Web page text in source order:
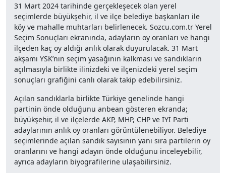
31 Mart 2024 tarihinde gerçekleşecek olan yerel
seçimlerde büyükşehir, il ve ilçe belediye başkanları ile
köy ve mahalle muhtarları belirlenecek. Sozcu.com.tr Yerel
Seçim Sonuçları ekranında, adayların oy oranları ve hangi
ilçeden kaç oy aldığı anlık olarak duyurulacak. 31 Mart
akşamı YSK’nın seçim yasağının kalkması ve sandıkların
açılmasıyla birlikte ilinizdeki ve ilçenizdeki yerel seçim
sonuçları grafiğini canlı olarak takip edebilirsiniz.
Açılan sandıklarla birlikte Türkiye genelinde hangi
partinin önde olduğunu anbean gösteren ekranda;
büyükşehir, il ve ilçelerde AKP, MHP, CHP ve İYİ Parti
adaylarının anlık oy oranları görüntülenebiliyor. Belediye
seçimlerinde açılan sandık sayısının yanı sıra partilerin oy
oranlarını ve hangi adayın önde olduğunu inceleyebilir,
ayrıca adayların biyografilerine ulaşabilirsiniz.